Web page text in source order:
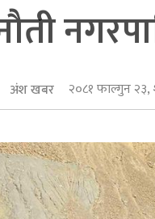
अंश खबर २०८१ फाल्गुन २३,